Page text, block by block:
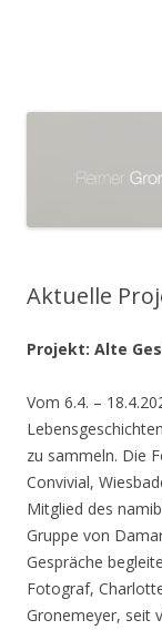
Aktuelle
Projekt: Alte
Vom 6.4. –
zu sammeln. Die
Convivial,
Mitglied des
Gruppe von
Gespräche
Fotograf,
Gronemeyer, seit